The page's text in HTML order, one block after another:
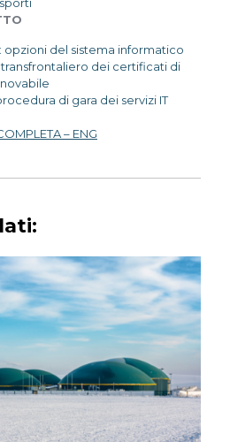
del sistema informatico
dei certificati di
di gara dei servizi IT
– ENG